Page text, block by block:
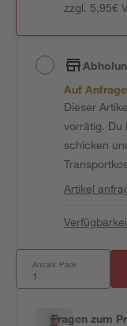
zzgl. 5,95€
Auf
Dieser
vorrätig. Du
schicken
Artikel
Anzahl: Pack
Fragen zum